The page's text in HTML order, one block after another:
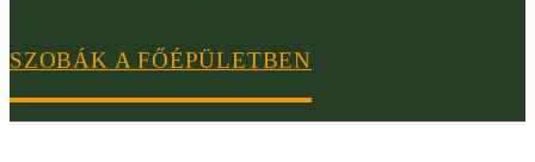
SZOBÁK A FŐÉPÜLETBEN